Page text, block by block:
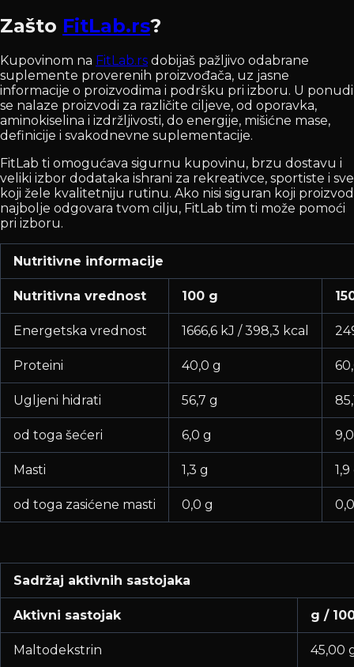
Zašto FitLab.rs?
Kupovinom na FitLab.rs dobijaš pažljivo odabrane
suplemente proverenih proizvođača, uz jasne
informacije o proizvodima i podršku pri izboru. U ponudi
se nalaze proizvodi za različite ciljeve, od oporavka,
aminokiselina i izdržljivosti, do energije, mišićne mase,
definicije i svakodnevne suplementacije.
FitLab ti omogućava sigurnu kupovinu, brzu dostavu i
veliki izbor dodataka ishrani za rekreativce, sportiste i sve
koji žele kvalitetniju rutinu. Ako nisi siguran koji proizvod
najbolje odgovara tvom cilju, FitLab tim ti može pomoći
pri izboru.
Nutritivne informacije
Nutritivna vrednost 100 g
Energetska vrednost 1666,6 kJ / 398,3 kcal
Proteini 40,0 g
Ugljeni hidrati 56,7 g
od toga šećeri 6,0 g
Masti 1,3 g
od toga zasićene masti 0,0 g
Sadržaj aktivnih sastojaka
Aktivni sastojak g /
Maltodekstrin 45,00